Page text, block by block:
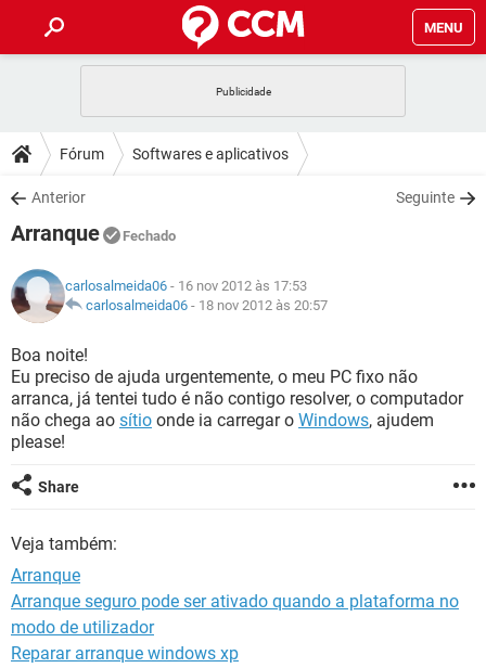
MENU
CELULAR FACEBOOK
OUTLOOK
INSTAGRAM
GUIA DE COMPRAS
DICAS
JOGOS WHATSAPP
INSTAGRAM GMAIL
GUIA DE COMPRAS
DOWNLOADS
JOGOS
CELULAR
OUTLOOK EXCEL
INSTAGRAM
GUIA DE COMPRAS
JOGOS WHATSAPP
CELULAR
OUTLOOK
INSTAGRAM GMAIL
GUIA DE COMPRAS
GLOSSÁRIO
CELULAR FACEBOOK
OUTLOOK EXCEL
GUIA DE COMPRAS
Fórum Softwares e aplicativos
Anterior Seguinte
Arranque Fechado
carlosalmeida06 - 16 nov 2012 às 17:53
carlosalmeida06 - 18 nov 2012 às 20:57
Boa noite!
Eu preciso de ajuda urgentemente, o meu PC fixo não
arranca, já tentei tudo é não contigo resolver, o computador
não chega ao sítio onde ia carregar o Windows, ajudem
please!
Share
Veja também:
Arranque
Arranque seguro pode ser ativado quando a plataforma no
modo de utilizador
Reparar arranque windows xp